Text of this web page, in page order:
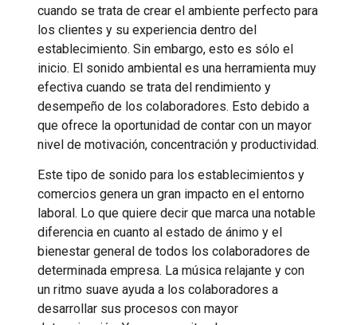
cuando se trata de crear el ambiente perfecto para
los clientes y su experiencia dentro del
establecimiento. Sin embargo, esto es sólo el
inicio. El sonido ambiental es una herramienta muy
efectiva cuando se trata del rendimiento y
desempeño de los colaboradores. Esto debido a
que ofrece la oportunidad de contar con un mayor
nivel de motivación, concentración y productividad.
Este tipo de sonido para los establecimientos y
comercios genera un gran impacto en el entorno
laboral. Lo que quiere decir que marca una notable
diferencia en cuanto al estado de ánimo y el
bienestar general de todos los colaboradores de
determinada empresa. La música relajante y con
un ritmo suave ayuda a los colaboradores a
desarrollar sus procesos con mayor